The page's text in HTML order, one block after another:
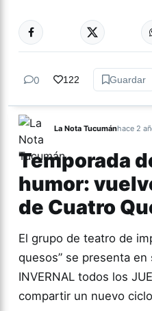
CULTURA
0 122 Guardar
La Nota Tucumánhace 2
Temporada
humor:
de Cuatro
El grupo de teatro de
quesos” se presenta en
INVERNAL todos los
compartir un nuevo